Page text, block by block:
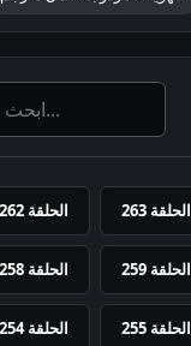
الحلقة 263 الحلقة 262
الحلقة 259 الحلقة 258
الحلقة 255 الحلقة 254